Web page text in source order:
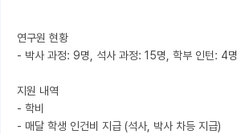
연구원 현황
- 박사 과정: 9명, 석사 과정: 15명, 학부 인턴: 4명
지원 내역
- 학비
- 매달 학생 인건비 지급 (석사, 박사 차등 지급)